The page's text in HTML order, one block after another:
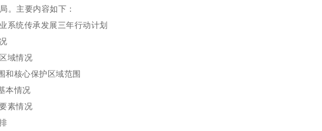
。主要内容如下：
系统传承发展三年行动计划
域情况
和核心保护区域范围
本情况
素情况